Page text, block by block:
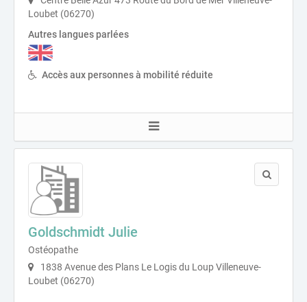
Loubet (06270)
Autres langues parlées
Accès aux personnes à mobilité réduite
Goldschmidt Julie
Ostéopathe
1838 Avenue des Plans Le Logis du Loup Villeneuve-
Loubet (06270)